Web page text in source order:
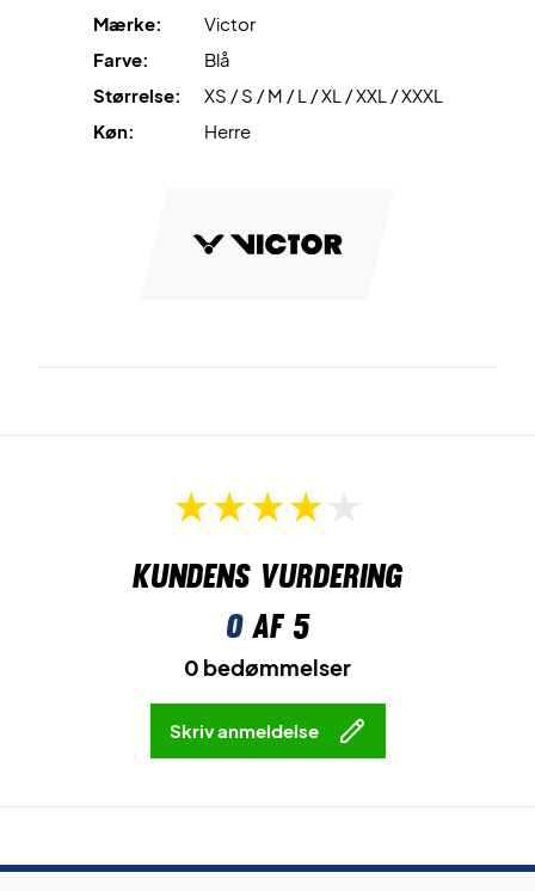
Mærke:
Victor
Farve:
Blå
Størrelse:
XS / S / M / L / XL / XXL / XXXL
Køn:
Herre
Kundens vurdering
0af 5
0 bedømmelser
Skriv anmeldelse